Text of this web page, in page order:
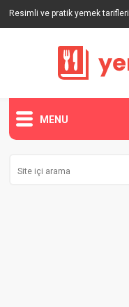
Resimli ve pratik yemek tarifleri
MENU